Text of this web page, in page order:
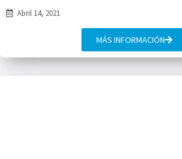
Abril 14, 2021
MÁS INFORMACIÓN